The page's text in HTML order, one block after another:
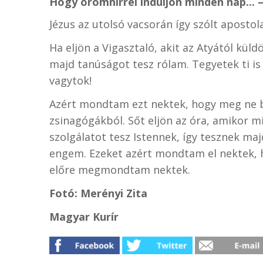
Jézus az utolsó vacsorán így szólt
Ha eljön a Vigasztaló, akit az Atyától
majd tanúságot tesz rólam. Tegyetek ti
vagytok!
Azért mondtam ezt nektek, hogy meg
zsinagógákból. Sőt eljön az óra, amikor
szolgálatot tesz Istennek, így tesznek
engem. Ezeket azért mondtam el
előre megmondtam nektek.
Fotó: Merényi Zita
Magyar Kurír